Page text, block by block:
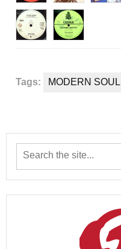
Tags: MODERN SOUL